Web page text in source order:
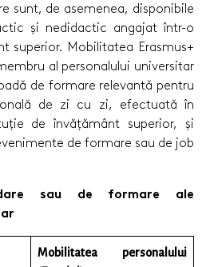
sunt, de asemenea, disponibile
și nedidactic angajat într-o
superior. Mobilitatea Erasmus+
al personalului universitar
de formare relevantă pentru
de zi cu zi, efectuată în
de învățământ superior, și
de formare sau de job
sau de formare ale
Mobilitatea personalului